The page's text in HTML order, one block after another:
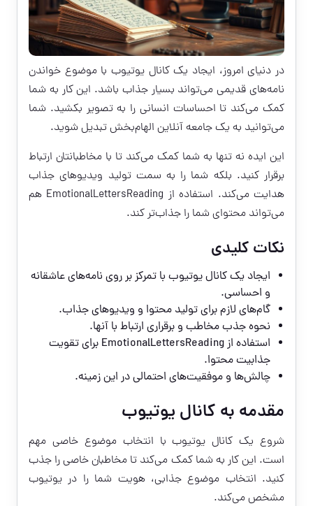
در دنیای امروز، ایجاد یک کانال یوتیوب با موضوع خواندن
نامه‌های قدیمی می‌تواند بسیار جذاب باشد. این کار به شما
کمک می‌کند تا احساسات انسانی را به تصویر بکشید. شما
می‌توانید به یک جامعه آنلاین الهام‌بخش تبدیل شوید.
این ایده نه تنها به شما کمک می‌کند تا با مخاطبانتان ارتباط
برقرار کنید. بلکه شما را به سمت تولید ویدیوهای جذاب
هدایت می‌کند. استفاده از EmotionalLettersReading هم
می‌تواند محتوای شما را جذاب‌تر کند.
نکات کلیدی
ایجاد یک کانال یوتیوب با تمرکز بر روی نامه‌های عاشقانه
و احساسی.
گام‌های لازم برای تولید محتوا و ویدیوهای جذاب.
نحوه جذب مخاطب و برقراری ارتباط با آنها.
استفاده از EmotionalLettersReading برای تقویت
جذابیت محتوا.
چالش‌ها و موفقیت‌های احتمالی در این زمینه.
مقدمه به کانال یوتیوب
شروع یک کانال یوتیوب با انتخاب موضوع خاصی مهم
است. این کار به شما کمک می‌کند تا مخاطبان خاصی را جذب
کنید. انتخاب موضوع جذابی، هویت شما را در یوتیوب
مشخص می‌کند.